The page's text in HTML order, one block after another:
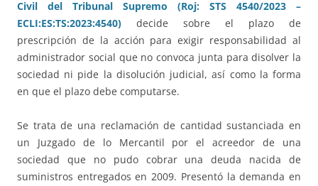
Civil del Tribunal Supremo (Roj: STS 4540/2023 –
ECLI:ES:TS:2023:4540) decide sobre el plazo de
prescripción de la acción para exigir responsabilidad al
administrador social que no convoca junta para disolver la
sociedad ni pide la disolución judicial, así como la forma
en que el plazo debe computarse.
Se trata de una reclamación de cantidad sustanciada en
un Juzgado de lo Mercantil por el acreedor de una
sociedad que no pudo cobrar una deuda nacida de
suministros entregados en 2009. Presentó la demanda en